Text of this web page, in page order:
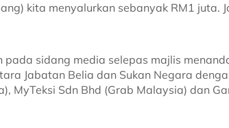
kita menyalurkan sebanyak RM1 juta.
sidang media selepas majlis
Jabatan Belia dan Sukan Negara
MyTeksi Sdn Bhd (Grab Malaysia) dan